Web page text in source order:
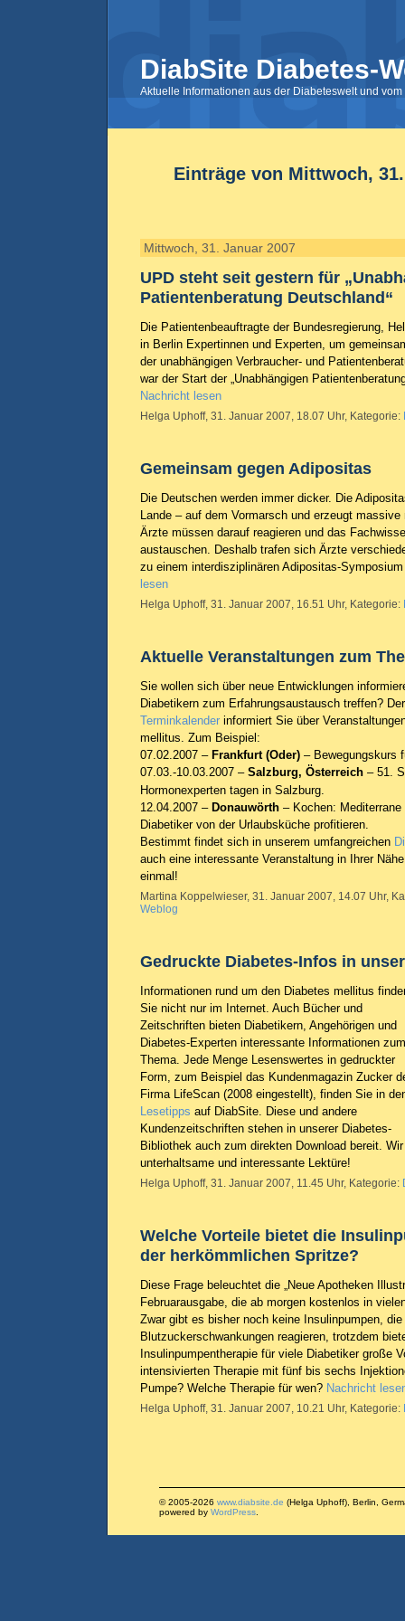
DiabSite Diabetes-
Aktuelle Informationen aus der Diabeteswelt und
Einträge von Mittwoch,
Mittwoch, 31. Januar 2007
UPD steht seit gestern für
Patientenberatung Deutschland“
Die Patientenbeauftragte der Bundesregierung,
in Berlin Expertinnen und Experten, um
der unabhängigen Verbraucher- und
war der Start der „Unabhängigen
Nachricht lesen
Helga Uphoff, 31. Januar 2007, 18.07 Uhr, Kategorie:
Gemeinsam gegen Adipositas
Die Deutschen werden immer dicker. Die
Lande – auf dem Vormarsch und erzeugt
Ärzte müssen darauf reagieren und das
austauschen. Deshalb trafen sich Ärzte
zu einem interdisziplinären Adipositas-
lesen
Helga Uphoff, 31. Januar 2007, 16.51 Uhr, Kategorie:
Aktuelle Veranstaltungen zum
Sie wollen sich über neue Entwicklungen
Diabetikern zum Erfahrungsaustausch treffen?
Terminkalender informiert Sie über
mellitus. Zum Beispiel:
07.02.2007 – Frankfurt (Oder) – Bewegungskurs
07.03.-10.03.2007 – Salzburg, Österreich – 51.
Hormonexperten tagen in Salzburg.
12.04.2007 – Donauwörth – Kochen:
Diabetiker von der Urlaubsküche profitieren.
Bestimmt findet sich in unserem umfangreichen
auch eine interessante Veranstaltung in Ihrer
einmal!
Martina Koppelwieser, 31. Januar 2007, 14.07 Uhr,
Weblog
Gedruckte Diabetes-Infos in
Informationen rund um den Diabetes mellitus
Sie nicht nur im Internet. Auch Bücher und
Zeitschriften bieten Diabetikern, Angehörigen und
Diabetes-Experten interessante Informationen zum
Thema. Jede Menge Lesenswertes in gedruckter
Form, zum Beispiel das Kundenmagazin Zucker
Firma LifeScan (2008 eingestellt), finden Sie in
Lesetipps auf DiabSite. Diese und andere
Kundenzeitschriften stehen in unserer Diabetes-
Bibliothek auch zum direkten Download bereit.
unterhaltsame und interessante Lektüre!
Helga Uphoff, 31. Januar 2007, 11.45 Uhr, Kategorie:
Welche Vorteile bietet die
der herkömmlichen Spritze?
Diese Frage beleuchtet die „Neue Apotheken
Februarausgabe, die ab morgen kostenlos in
Zwar gibt es bisher noch keine Insulinpumpen,
Blutzuckerschwankungen reagieren, trotzdem
Insulinpumpentherapie für viele Diabetiker große
intensivierten Therapie mit fünf bis sechs
Pumpe? Welche Therapie für wen? Nachricht
Helga Uphoff, 31. Januar 2007, 10.21 Uhr, Kategorie:
© 2005-2026 www.diabsite.de (Helga Uphoff), Berlin,
powered by WordPress.